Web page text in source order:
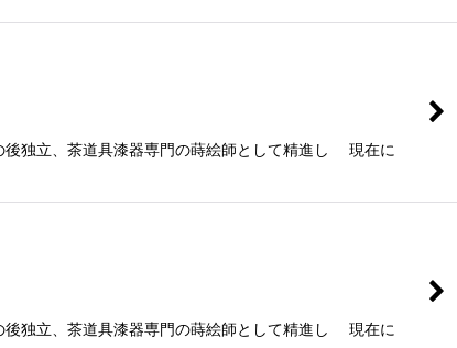
立、茶道具漆器専門の蒔絵師として精進し 現在に
立、茶道具漆器専門の蒔絵師として精進し 現在に